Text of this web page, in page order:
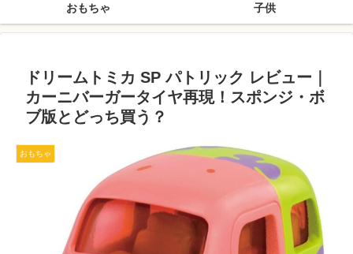
おもちゃ 子供
ドリームトミカ SP パトリック レビュー｜
カーニバーガータイヤ再現！スポンジ・ボ
ブ版とどっち買う？
おもちゃ